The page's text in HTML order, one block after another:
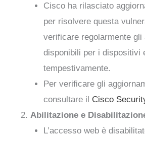
Cisco ha rilasciato
per risolvere questa
verificare regolarmente gli
disponibili per i dispositivi
tempestivamente.
Per verificare gli
consultare il Cisco
Abilitazione e
L’accesso web è